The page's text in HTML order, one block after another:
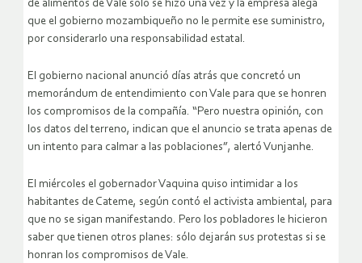
de alimentos de Vale sólo se hizo una vez y la empresa alega
que el gobierno mozambiqueño no le permite ese suministro,
por considerarlo una responsabilidad estatal.
El gobierno nacional anunció días atrás que concretó un
memorándum de entendimiento con Vale para que se honren
los compromisos de la compañía. “Pero nuestra opinión, con
los datos del terreno, indican que el anuncio se trata apenas de
un intento para calmar a las poblaciones”, alertó Vunjanhe.
El miércoles el gobernador Vaquina quiso intimidar a los
habitantes de Cateme, según contó el activista ambiental, para
que no se sigan manifestando. Pero los pobladores le hicieron
saber que tienen otros planes: sólo dejarán sus protestas si se
honran los compromisos de Vale.